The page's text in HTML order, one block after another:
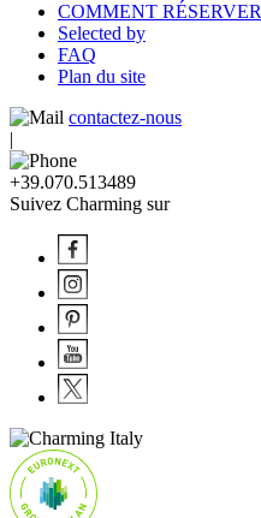
COMMENT RÉSERVER
Selected by
FAQ
Plan du site
contactez-nous
|
+39.070.513489
Suivez Charming sur